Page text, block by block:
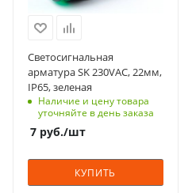
Степень защиты
IP65
заказ
10 недель
Напряжение, V
230
светодиодная
Подсветка
Светосигнальная
арматура SK 230VAC, 22мм,
IP65, зеленая
Наличие и цену товара
уточняйте в день заказа
7 руб./шт
КУПИТЬ